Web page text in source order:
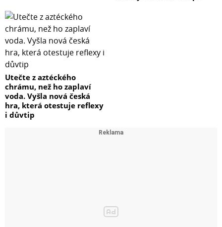
Utečte z aztéckého
chrámu, než ho zaplaví
voda. Vyšla nová česká
hra, která otestuje reflexy
i důvtip